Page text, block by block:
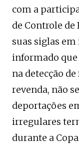
com a
de Controle
suas siglas
informado que
na detecção
revenda, não
deportações
irregulares
durante a